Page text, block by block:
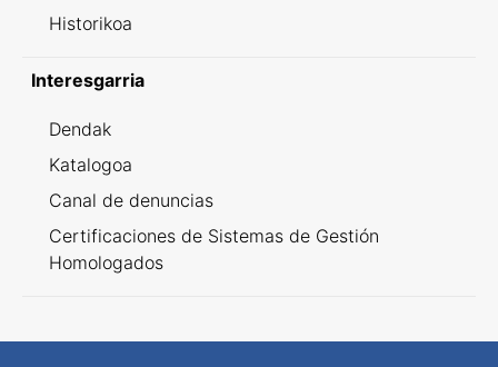
Historikoa
Interesgarria
Dendak
Katalogoa
Canal de denuncias
Certificaciones de Sistemas de Gestión
Homologados